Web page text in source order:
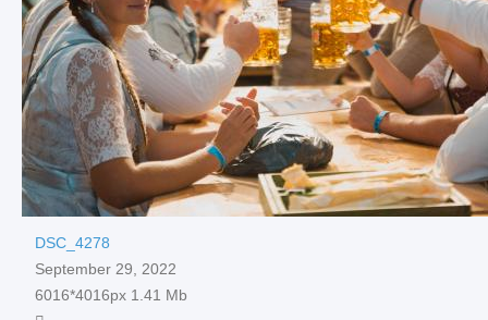
DSC_4278
September 29, 2022
6016*4016px 1.41 Mb